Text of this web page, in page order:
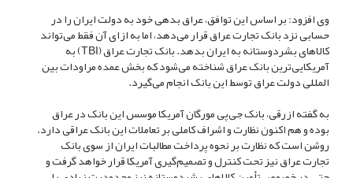
وی افزود: بر اساس این توافق، عراق بدهی خود به دولت ایران را در
حسابی نزد بانک تجارت عراق قرار می‌دهد، اما به ازای آن فقط می‌تواند
کالا‌های بشردوستانه به ایران بدهد. بانک تجارت عراق (TBI) به
آمریکایی‌ترین بانک عراق شناخته می‌شود که بخش عمده مراودات بین
المللی دولت عراق توسط این بانک انجام می‌گیرد.
به گفته ازرقی، بانک جی‌پی مورگان آمریکا موسس این بانک در عراق
بوده و هم اکنون نظارت و اشراف کاملی بر تعاملات این بانک عراقی دارد.
روشن است که نظارت بر نحوه پرداخت مطالبات ایران از سوی بانک
تجارت عراق نیز تحت کنترل و تصمیم‌گیری آمریکا قرار خواهد گرفت و